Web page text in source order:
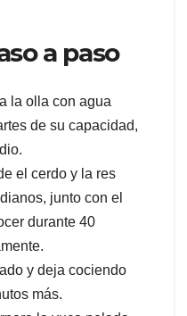
a paso
la olla con agua
de su capacidad,
el cerdo y la res
junto con el
durante 40
y deja cociendo
más.